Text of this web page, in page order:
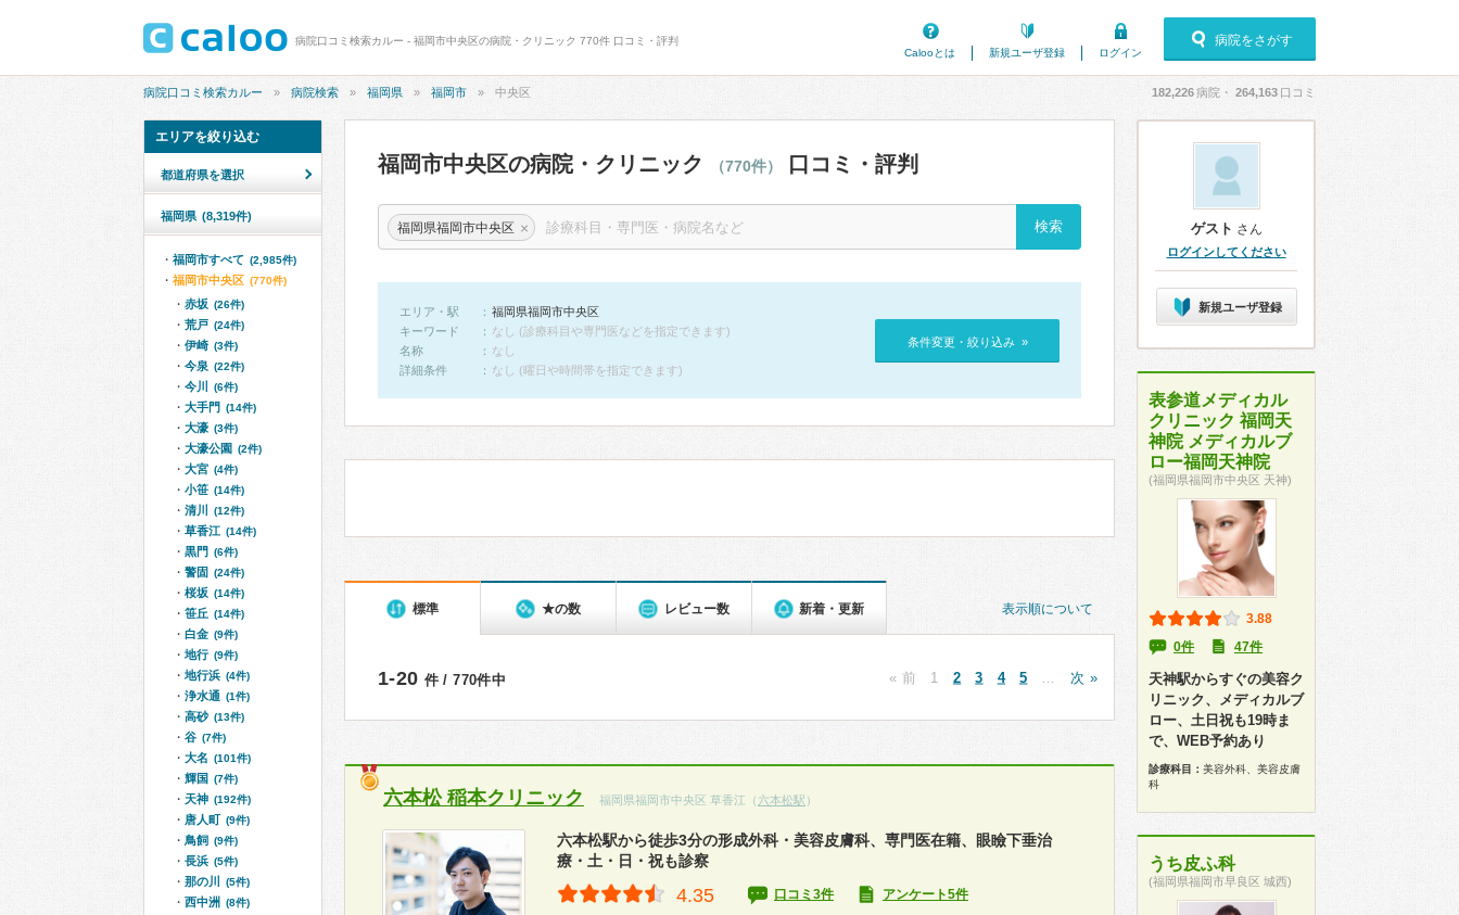
病院口コミ検索カルー - 福岡市中央区の病院・クリニック 770件 口コミ・評判
Calooとは
新規ユーザ登録 ログイン
病院をさがす
病院口コミ検索カルー 病院検索 福岡県 福岡市 中央区 182,226病院・ 264,163 口コミ
福岡市中央区の病院・クリニック （770件） 口コミ・評判
福岡県福岡市中央区 ×
エリア・駅
福岡県福岡市中央区
キーワード
なし (診療科目や専門医などを指定できます)
名称
なし
詳細条件
なし (曜日や時間帯を指定できます)
条件変更・絞り込み »
表示順について
標準 ★の数 レビュー数 新着・更新
1-20 件 / 770件中 « 前 1 2 3 4 5 次 »
六本松 稲本クリニック 福岡県福岡市中央区 草香江（ 六本松駅 ）
六本松駅から徒歩3分の形成外科・美容皮膚科、専門医在籍、眼瞼下垂治
療・土・日・祝も診察
4.35 口コミ3件 アンケート5件
エリアを絞り込む
都道府県を選択
福岡県 (8,319件)
福岡市すべて (2,985件)
福岡市中央区 (770件)
赤坂 (26件)
荒戸 (24件)
伊崎 (3件)
今泉 (22件)
今川 (6件)
大手門 (14件)
大濠 (3件)
大濠公園 (2件)
大宮 (4件)
小笹 (14件)
清川 (12件)
草香江 (14件)
黒門 (6件)
警固 (24件)
桜坂 (14件)
笹丘 (14件)
白金 (9件)
地行 (9件)
地行浜 (4件)
浄水通 (1件)
高砂 (13件)
谷 (7件)
大名 (101件)
輝国 (7件)
天神 (192件)
唐人町 (9件)
鳥飼 (9件)
長浜 (5件)
那の川 (5件)
西中洲 (8件)
ゲスト さん
ログインしてください
新規ユーザ登録
表参道メディカル
クリニック 福岡天
神院 メディカルブ
ロー福岡天神院
(福岡県福岡市中央区 天神)
3.88
0件
47件
天神駅からすぐの美容ク
リニック、メディカルブ
ロー、土日祝も19時ま
で、WEB予約あり
診療科目： 美容外科、美容皮膚
科
うち皮ふ科
(福岡県福岡市早良区 城西)